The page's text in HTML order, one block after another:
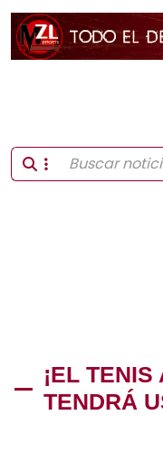
¡EL TENIS
TENDRÁ